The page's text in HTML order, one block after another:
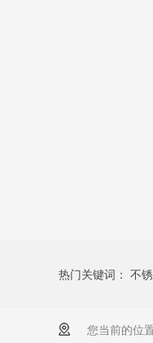
热门关键词： 不
您当前的位